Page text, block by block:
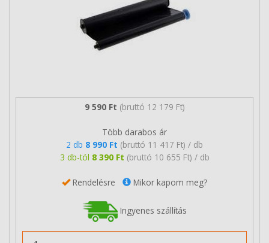
9 590 Ft (bruttó 12 179 Ft)
Több darabos ár
2 db 8 990 Ft (bruttó 11 417 Ft) / db
3 db-tól 8 390 Ft (bruttó 10 655 Ft) / db
Rendelésre Mikor kapom meg?
Ingyenes szállítás